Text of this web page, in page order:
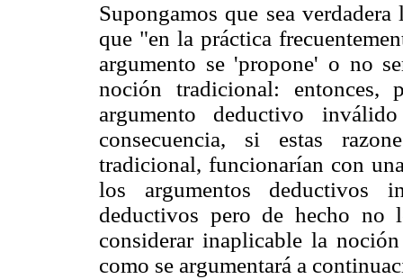
Supongamos que sea
que "en la práctica
argumento se 'propone' o no
noción tradicional: entonces,
argumento deductivo
consecuencia, si estas
tradicional, funcionarían con
los argumentos
deductivos pero de hecho no
considerar inaplicable la
como se argumentará a